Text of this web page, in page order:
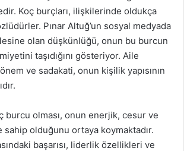
Koç burçları, ilişkilerinde oldukça
Pınar Altuğ’un sosyal medyada
olan düşkünlüğü, onun bu burcun
taşıdığını gösteriyor. Aile
ve sadakati, onun kişilik yapısının
burcu olması, onun enerjik, cesur ve
olduğunu ortaya koymaktadır.
başarısı, liderlik özellikleri ve